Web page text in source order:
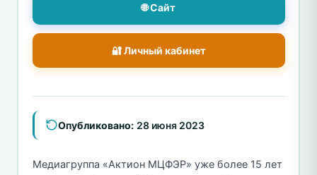
🌐 Сайт
🔐 Личный кабинет
Опубликовано: 28 июня 2023
Медиагруппа «Актион МЦФЭР» уже более 15 лет